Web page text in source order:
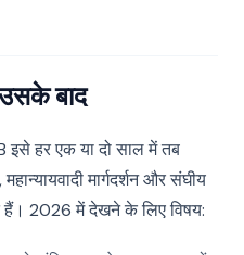
बाद
इसे हर एक या दो साल में तब
मार्गदर्शन और संघीय
हैं। 2026 में देखने के लिए विषय: